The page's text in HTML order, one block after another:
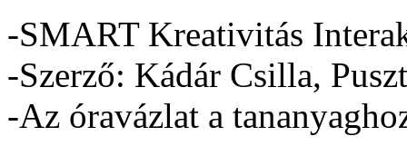
-SMART Kreativitás
-Szerző: Kádár Csilla,
-Az óravázlat a